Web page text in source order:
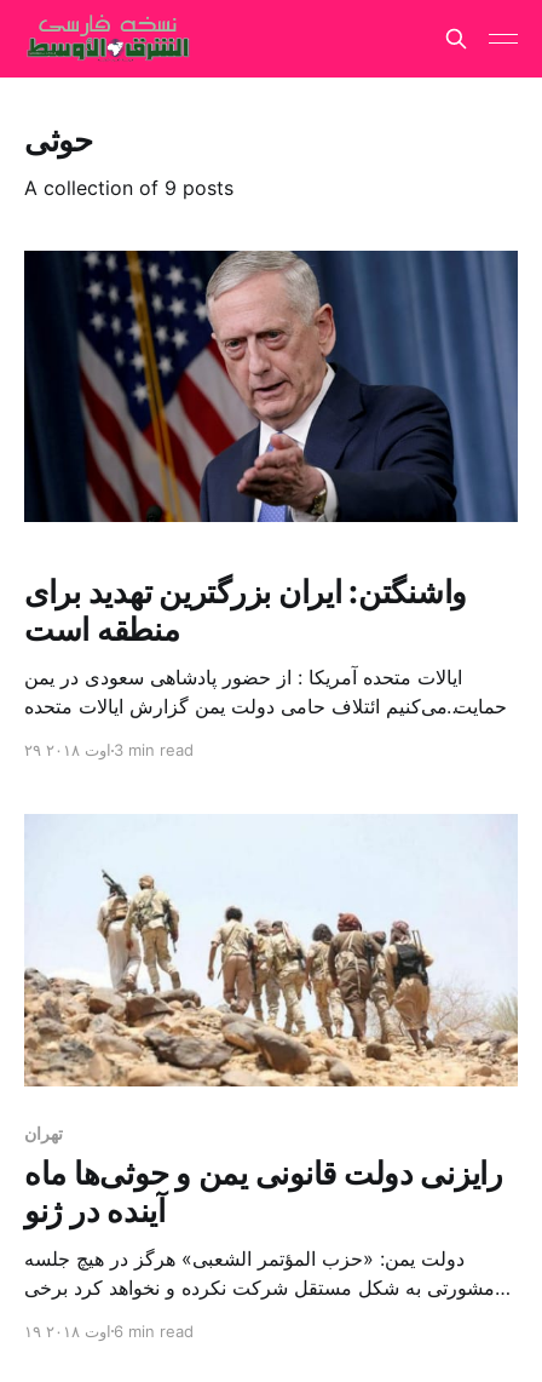
حوثی
A collection of 9 posts
واشنگتن: ایران بزرگترین تهدید برای
منطقه است
ایالات متحده آمریکا : از حضور پادشاهی سعودی در یمن
حمایت می‌کنیم ائتلاف حامی دولت یمن گزارش ایالات متحده
خواهد کرد واشنگتن: عاطف عبد اللطیف الریاض: «الشرق
۲۹ اوت ۲۰۱۸ 3 min read
تهران
رایزنی دولت قانونی یمن و حوثی‌ها ماه
آینده در ژنو
دولت یمن: «حزب المؤتمر الشعبی» هرگز در هیچ جلسه
مشورتی به شکل مستقل شرکت نکرده و نخواهد کرد برخی
ارسال سفیر شگفت زده شدند ۱۸ روز دیگر هیئت‌های
۱۹ اوت ۲۰۱۸ 6 min read